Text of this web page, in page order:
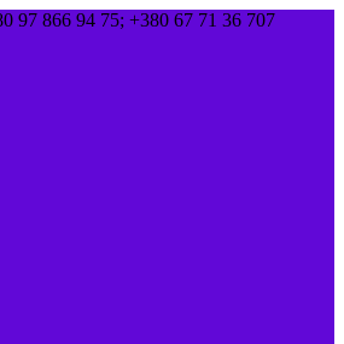
97 866 94 75; +380 67 71 36 707